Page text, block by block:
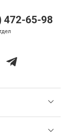
472-65-98